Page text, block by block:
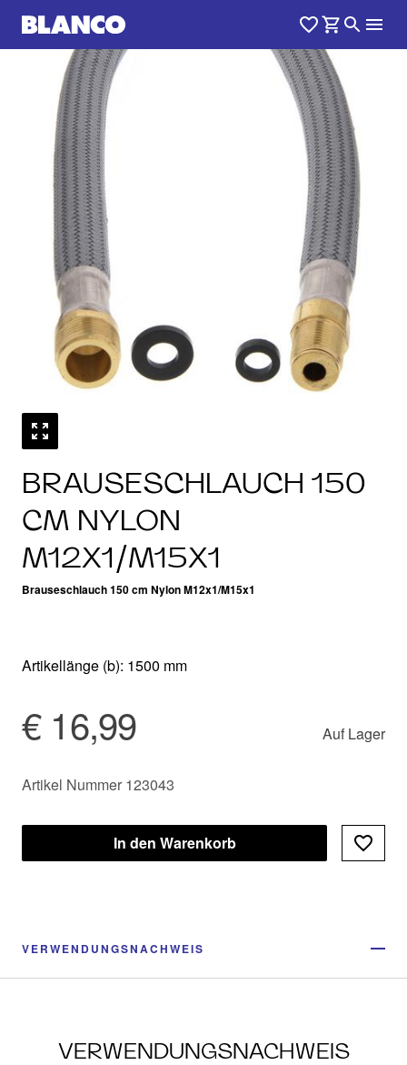
BRAUSESCHLAUCH 150
CM NYLON
M12X1/M15X1
Brauseschlauch 150 cm Nylon M12x1/M15x1
Artikellänge (b): 1500 mm
€ 16,99 Auf Lager
Artikel Nummer 123043
In den Warenkorb
VERWENDUNGSNACHWEIS
VERWENDUNGSNACHWEIS